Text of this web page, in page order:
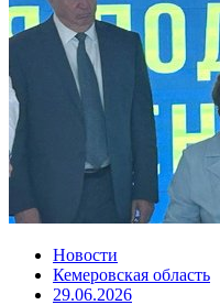
Новости
Кемеровская область
29.06.2026